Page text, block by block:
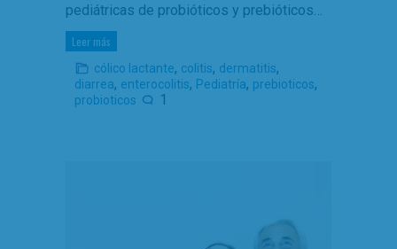
pediátricas de probióticos y prebióticos…
Leer más
cólico lactante, colitis, dermatitis,
diarrea, enterocolitis, Pediatría, prebioticos,
probioticos 1